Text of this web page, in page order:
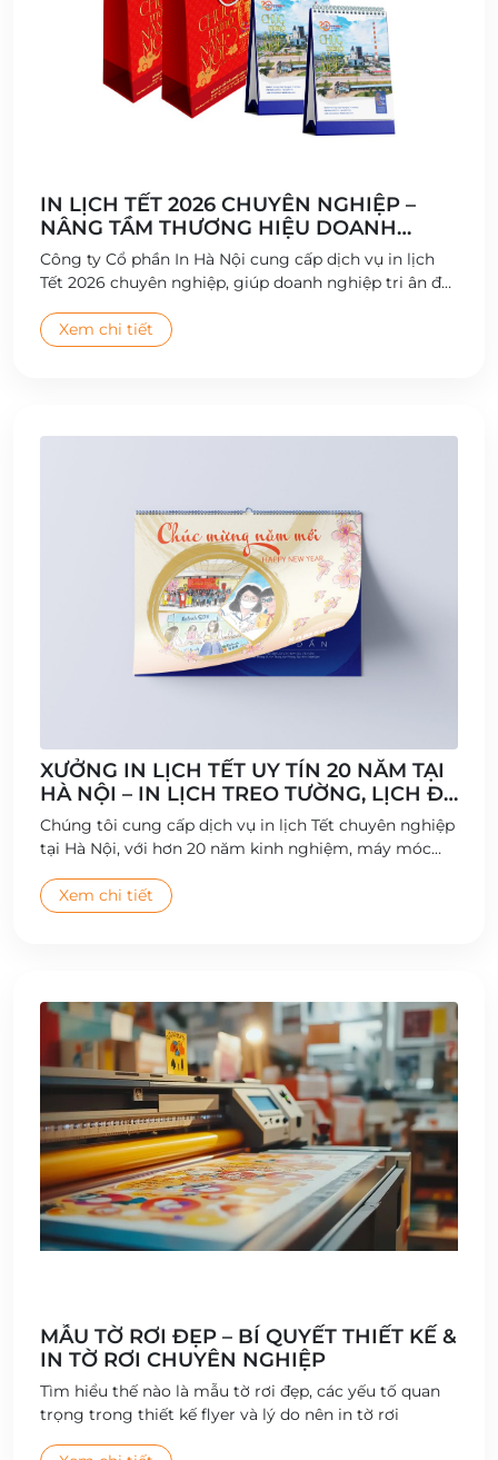
IN LỊCH TẾT 2026 CHUYÊN NGHIỆP –
NÂNG TẦM THƯƠNG HIỆU DOANH
NGHIỆP
Công ty Cổ phần In Hà Nội cung cấp dịch vụ in lịch
Tết 2026 chuyên nghiệp, giúp doanh nghiệp tri ân đối
Xem chi tiết
XƯỞNG IN LỊCH TẾT UY TÍN 20 NĂM TẠI
HÀ NỘI – IN LỊCH TREO TƯỜNG, LỊCH ĐỂ
BÀN CHẤT LƯỢNG CAO
Chúng tôi cung cấp dịch vụ in lịch Tết chuyên nghiệp
tại Hà Nội, với hơn 20 năm kinh nghiệm, máy móc
Xem chi tiết
MẪU TỜ RƠI ĐẸP – BÍ QUYẾT THIẾT KẾ &
IN TỜ RƠI CHUYÊN NGHIỆP
Tìm hiểu thế nào là mẫu tờ rơi đẹp, các yếu tố quan
trọng trong thiết kế flyer và lý do nên in tờ rơi